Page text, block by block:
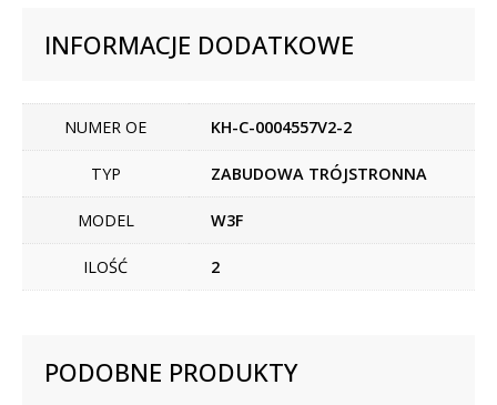
INFORMACJE DODATKOWE
NUMER OE KH-C-0004557V2-2
TYP ZABUDOWA TRÓJSTRONNA
MODEL W3F
ILOŚĆ 2
PODOBNE PRODUKTY